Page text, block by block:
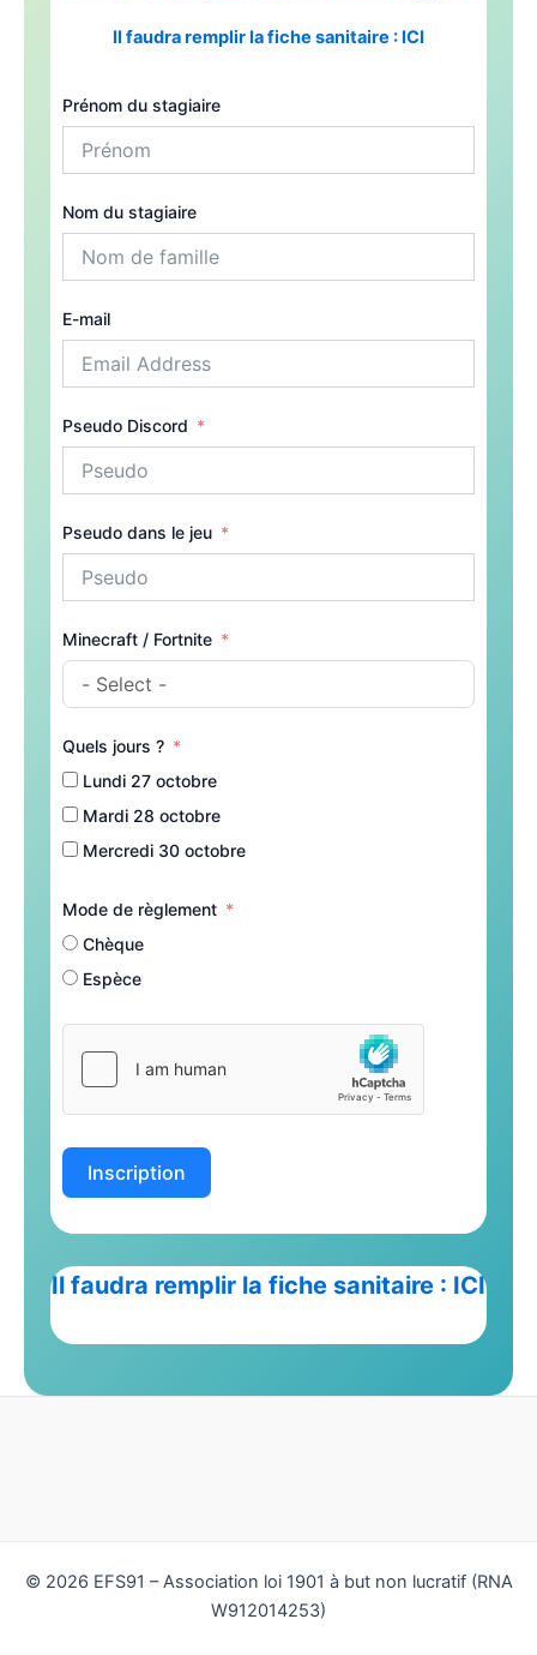
Il faudra remplir la fiche sanitaire : ICI
Prénom du stagiaire
Nom du stagiaire
E-mail
Pseudo Discord
Pseudo dans le jeu
Minecraft / Fortnite
Quels jours ?
Lundi 27 octobre
Mardi 28 octobre
Mercredi 30 octobre
Mode de règlement
Chèque
Espèce
Inscription
Il faudra remplir la fiche sanitaire : ICI
© 2026 EFS91 – Association loi 1901 à but non lucratif (RNA
W912014253)